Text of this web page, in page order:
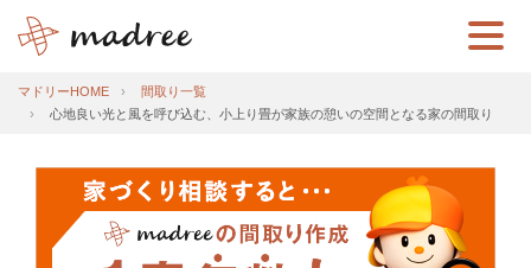
マドリーHOME
間取り一覧
心地良い光と風を呼び込む、小上り畳が家族の憩いの空間となる家の間取り